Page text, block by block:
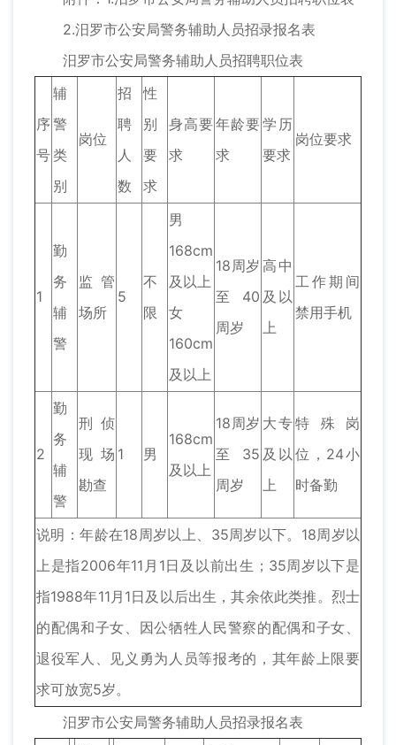
2.汨罗市公安局警务辅助人员招录报名表
汨罗市公安局警务辅助人员招聘职位表
序
号
辅
警
类
别
岗位
招
聘
人
数
性
别
要
求
身高要
求
年龄要
求
学历
要求
岗位要求
1
勤
务
辅
警
监管
场所
5
不
限
男
168cm
及以上
女
160cm
及以上
18周岁
至40
周岁
高中
及以
上
工作期间
禁用手机
2
勤
务
辅
警
刑侦
现场
勘查
1 男
168cm
及以上
18周岁
至35
周岁
大专
及以
上
特殊岗
位，24小
时备勤
说明：年龄在18周岁以上、35周岁以下。18周岁以
上是指2006年11月1日及以前出生；35周岁以下是
指1988年11月1日及以后出生，其余依此类推。烈士
的配偶和子女、因公牺牲人民警察的配偶和子女、
退役军人、见义勇为人员等报考的，其年龄上限要
求可放宽5岁。
汨罗市公安局警务辅助人员招录报名表